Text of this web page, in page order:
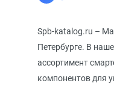
Spb-katalog.ru –
Петербурге. В
ассортимент
компонентов для